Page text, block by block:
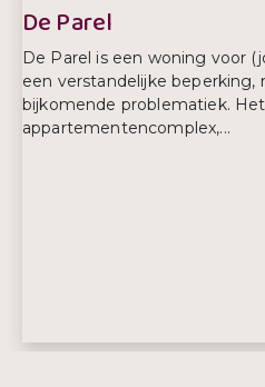
De Parel
De Parel is een woning voor
een verstandelijke beperking,
bijkomende problematiek.
appartementencomplex,...